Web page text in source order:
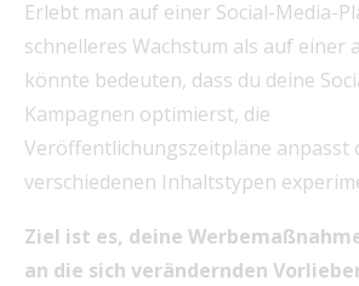
Erlebt man auf einer Social-Media-
schnelleres Wachstum als auf einer
könnte bedeuten, dass du deine
Kampagnen optimierst, die
Veröffentlichungszeitpläne anpasst
verschiedenen Inhaltstypen
Ziel ist es, deine
an die sich verändernden